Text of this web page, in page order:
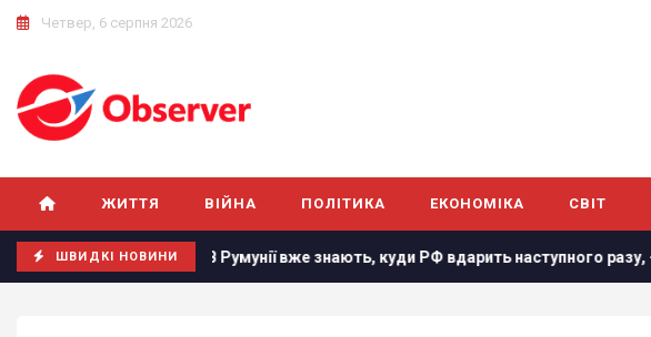
Четвер, 6 серпня 2026
ЖИТТЯ ВІЙНА ПОЛІТИКА ЕКОНОМІКА СВІТ
ШВИДКІ НОВИНИ
п’ятницю В Румунії вже знають, куди РФ вдарить наступного разу, - ЗМІ